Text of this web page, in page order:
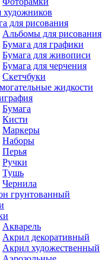
художников
для рисования
Альбомы для рисования
Бумага для графики
Бумага для живописи
Бумага для черчения
Скетчбуки
жидкости
Бумага
Кисти
Маркеры
Наборы
Перья
Ручки
Тушь
Чернила
грунтованный
Акварель
Акрил декоративный
Акрил художественный